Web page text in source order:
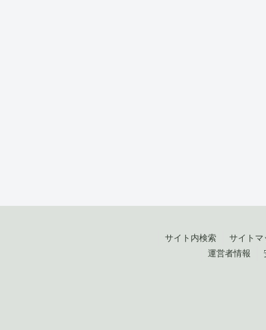
サイト内検索 サイトマ
運営者情報